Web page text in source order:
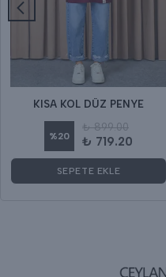
KISA KOL DÜZ PENYE
%20
₺ 899.00
₺ 719.20
SEPETE EKLE